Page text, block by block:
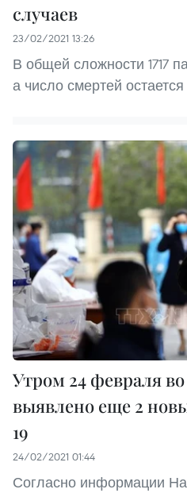
случаев
23/02/2021 13:26
В общей сложности 1717
а число смертей
Утром 24 февраля
выявлено еще 2
19
24/02/2021 01:44
Согласно информации